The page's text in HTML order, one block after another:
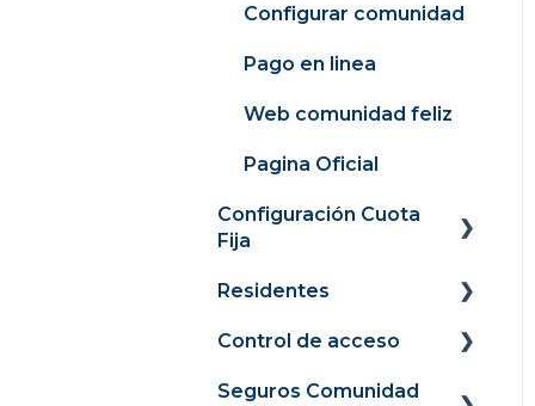
Configurar comunidad
Pago en linea
Web comunidad feliz
Pagina Oficial
Configuración Cuota
Fija
Panel
Recaudación
Cargos
Residentes
Portal Web
Portal de pagos
Control de acceso
Guía de Uso para
Seguros Comunidad